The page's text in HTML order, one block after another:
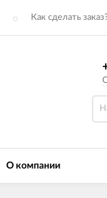
Как сделать
О компании